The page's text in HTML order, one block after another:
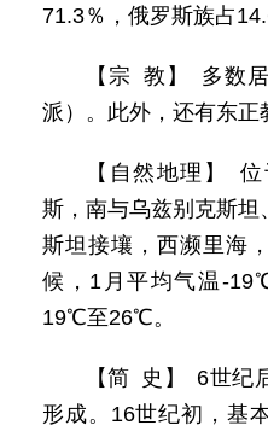
71.3％，俄罗斯族占
【宗 教】 多数
派）。此外，还有东正
【自然地理】
斯，南与乌兹别克斯
斯坦接壤，西濒里海
候，1月平均气温-
19℃至26℃。
【简 史】 6世纪
形成。16世纪初，基